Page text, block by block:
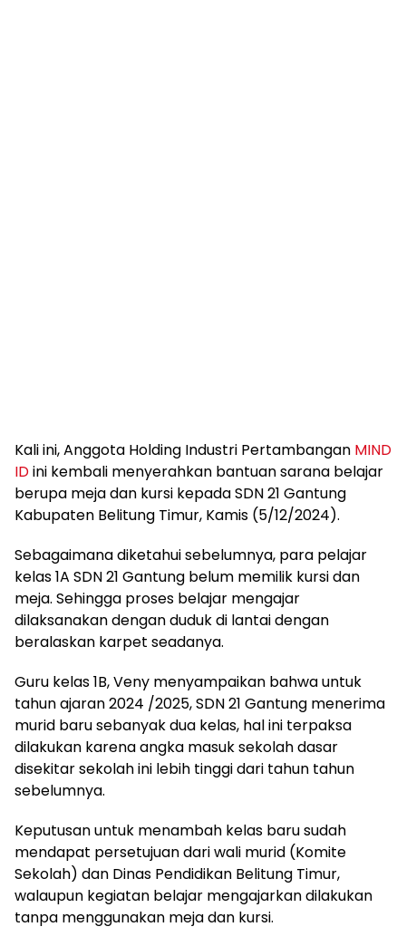
Kali ini, Anggota Holding Industri Pertambangan MIND
IDini kembali menyerahkan bantuan sarana belajar
berupa meja dan kursi kepada SDN 21 Gantung
Kabupaten Belitung Timur, Kamis (5/12/2024).
Sebagaimana diketahui sebelumnya, para pelajar
kelas 1A SDN 21 Gantung belum memilik kursi dan
meja. Sehingga proses belajar mengajar
dilaksanakan dengan duduk di lantai dengan
beralaskan karpet seadanya.
Guru kelas 1B, Veny menyampaikan bahwa untuk
tahun ajaran 2024 /2025, SDN 21 Gantung menerima
murid baru sebanyak dua kelas, hal ini terpaksa
dilakukan karena angka masuk sekolah dasar
disekitar sekolah ini lebih tinggi dari tahun tahun
sebelumnya.
Keputusan untuk menambah kelas baru sudah
mendapat persetujuan dari wali murid (Komite
Sekolah) dan Dinas Pendidikan Belitung Timur,
walaupun kegiatan belajar mengajarkan dilakukan
tanpa menggunakan meja dan kursi.